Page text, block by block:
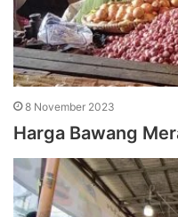
8 November 2023
Harga Bawang